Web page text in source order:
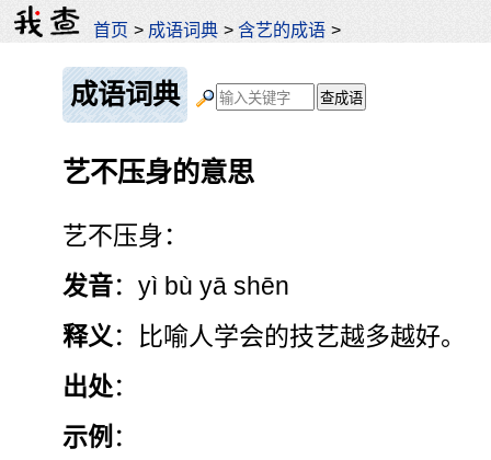
首页 > 成语词典 >含艺的成语 >
成语词典
艺不压身的意思
艺不压身：
发音：yì bù yā shēn
释义 ：比喻人学会的技艺越多越好。
出处：
示例 ：